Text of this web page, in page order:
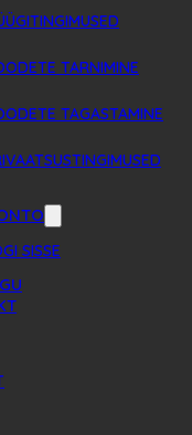
TARNIMINE
TAGASTAMINE
SISSE